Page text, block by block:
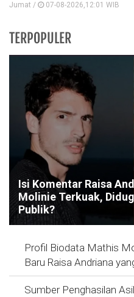
Jumat / 07-08-2026,12:01 WIB
TERPOPULER
Isi Komentar Raisa
Molinie Terkuak,
Publik?
Profil Biodata Mathis
Baru Raisa Andriana
Sumber Penghasilan